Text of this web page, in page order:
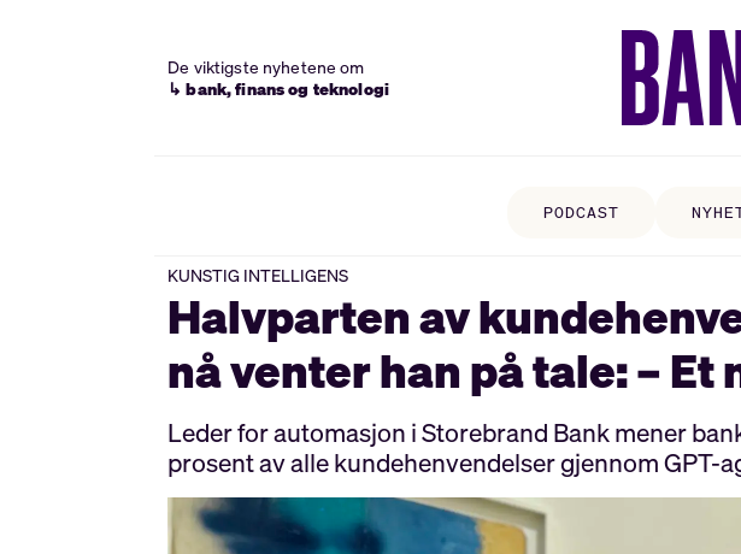
De viktigste nyhetene om
↳ bank, finans og teknologi
PODCAST
KUNSTIG INTELLIGENS
Halvparten av
nå venter han på tale: –
Leder for automasjon i Storebrand Bank mener
prosent av alle kundehenvendelser gjennom GPT-